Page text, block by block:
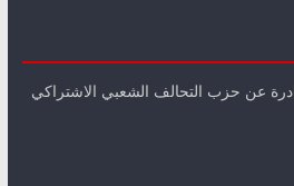
عن حزب التحالف الشعبي الاشتراكي